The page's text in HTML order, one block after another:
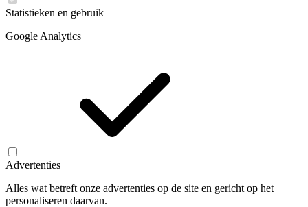
Statistieken en gebruik
Google Analytics
Advertenties
Alles wat betreft onze advertenties op de site en gericht op het
personaliseren daarvan.